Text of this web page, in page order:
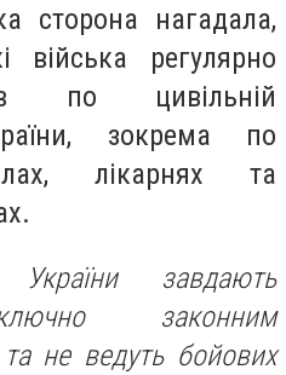
сторона нагадала,
війська регулярно
по цивільній
зокрема по
лікарнях та
завдають
законним
не ведуть бойових